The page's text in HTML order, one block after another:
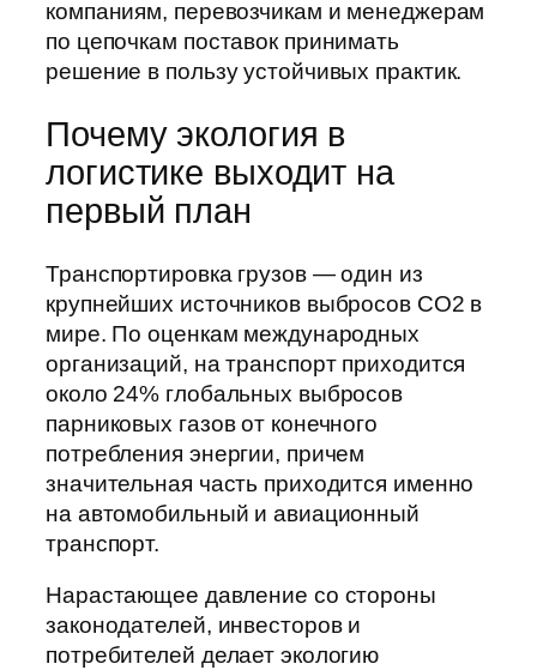
компаниям, перевозчикам и менеджерам
по цепочкам поставок принимать
решение в пользу устойчивых практик.
Почему экология в
логистике выходит на
первый план
Транспортировка грузов — один из
крупнейших источников выбросов CO2 в
мире. По оценкам международных
организаций, на транспорт приходится
около 24% глобальных выбросов
парниковых газов от конечного
потребления энергии, причем
значительная часть приходится именно
на автомобильный и авиационный
транспорт.
Нарастающее давление со стороны
законодателей, инвесторов и
потребителей делает экологию